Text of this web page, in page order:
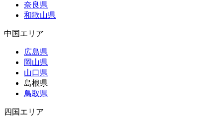
奈良県
和歌山県
中国エリア
広島県
岡山県
山口県
島根県
鳥取県
四国エリア